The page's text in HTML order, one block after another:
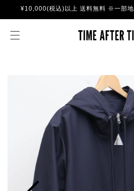
ンツに
進む
¥10,000(税込)以上 送料無料 ※一部